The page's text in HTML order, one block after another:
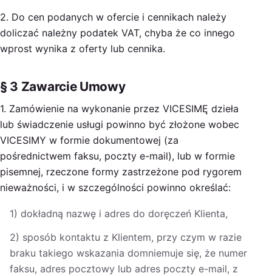
2. Do cen podanych w ofercie i cennikach należy
doliczać należny podatek VAT, chyba że co innego
wprost wynika z oferty lub cennika.
§ 3 Zawarcie Umowy
1. Zamówienie na wykonanie przez VICESIMĘ dzieła
lub świadczenie usługi powinno być złożone wobec
VICESIMY w formie dokumentowej (za
pośrednictwem faksu, poczty e-mail), lub w formie
pisemnej, rzeczone formy zastrzeżone pod rygorem
nieważności, i w szczególności powinno określać:
1) dokładną nazwę i adres do doręczeń Klienta,
2) sposób kontaktu z Klientem, przy czym w razie
braku takiego wskazania domniemuje się, że numer
faksu, adres pocztowy lub adres poczty e-mail, z